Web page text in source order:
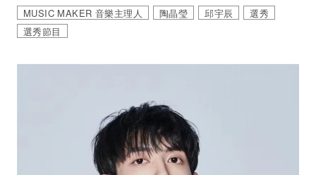
MUSIC MAKER 音樂主理人 陶晶瑩 邱宇辰
選秀
選秀節目